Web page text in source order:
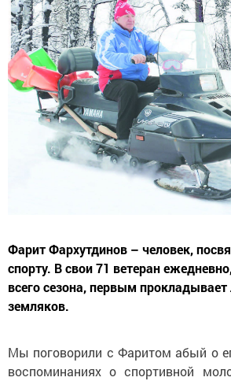
Фарит Фархутдинов – человек,
спорту. В свои 71 ветеран
всего сезона, первым
земляков.
Мы поговорили с Фаритом абый о
воспоминаниях о спортивной